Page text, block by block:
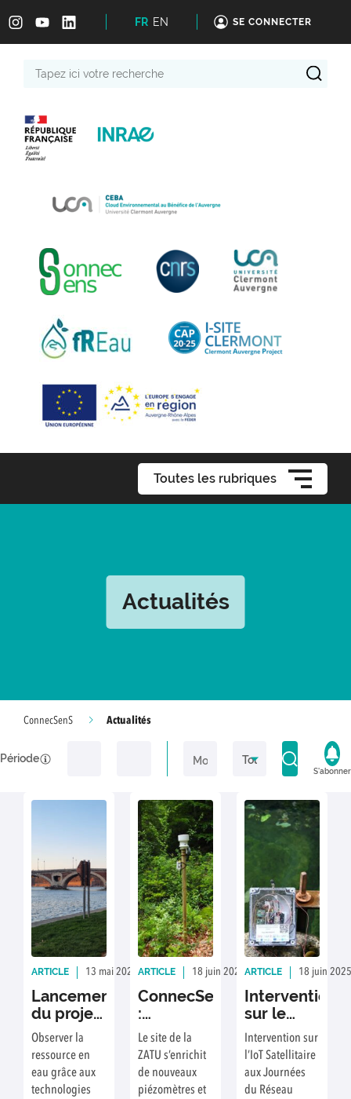
FR EN SE CONNECTER
Toutes les rubriques
Actualités
ConnecSenS Actualités
Période
S'abonner
ARTICLE 13 mai 2026 Rédaction : LMA
Lancement
du projet
OBSERVAE
Observer la
ressource en
eau grâce aux
technologies
ARTICLE 18 juin 2025 Rédaction : JS, VD, LR
ConnecSenS
:
entretien
et
déploiement
de
Le site de la
ZATU s’enrichit
de nouveaux
piézomètres et
ARTICLE 18 juin 2025
Intervention
sur le
sujet de
l’IoT
Satellitaire
aux
Intervention sur
l’IoT Satellitaire
aux Journées
du Réseau